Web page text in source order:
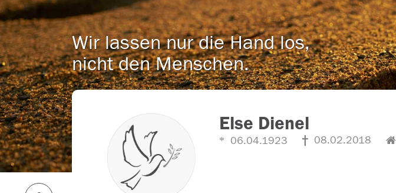
Wir lassen nur die Hand los,
nicht den Menschen.
Else Dienel
06.04.1923 08.02.2018